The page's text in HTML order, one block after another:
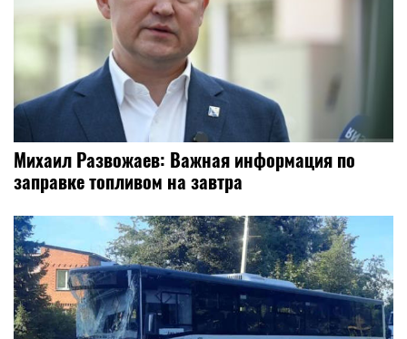
Михаил Развожаев: Важная информация по
заправке топливом на завтра